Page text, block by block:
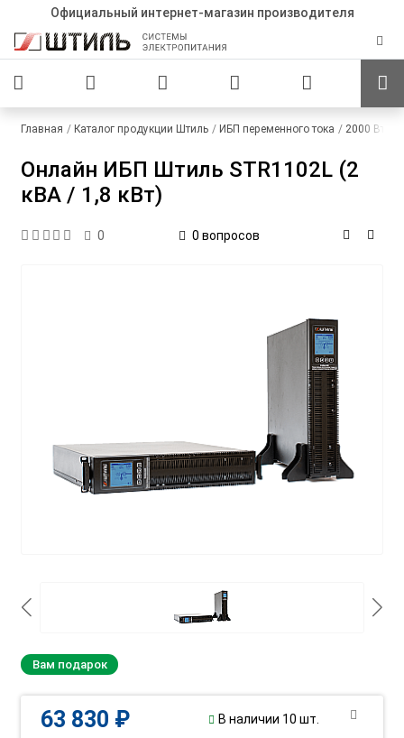
Официальный интернет-магазин производителя
Главная Каталог продукции Штиль ИБП переменного тока 2000 Вт
Онлайн ИБП Штиль STR1102L (2
кВА / 1,8 кВт)
0 0 вопросов
Вам подарок
63 830 ₽ В наличии 10 шт.